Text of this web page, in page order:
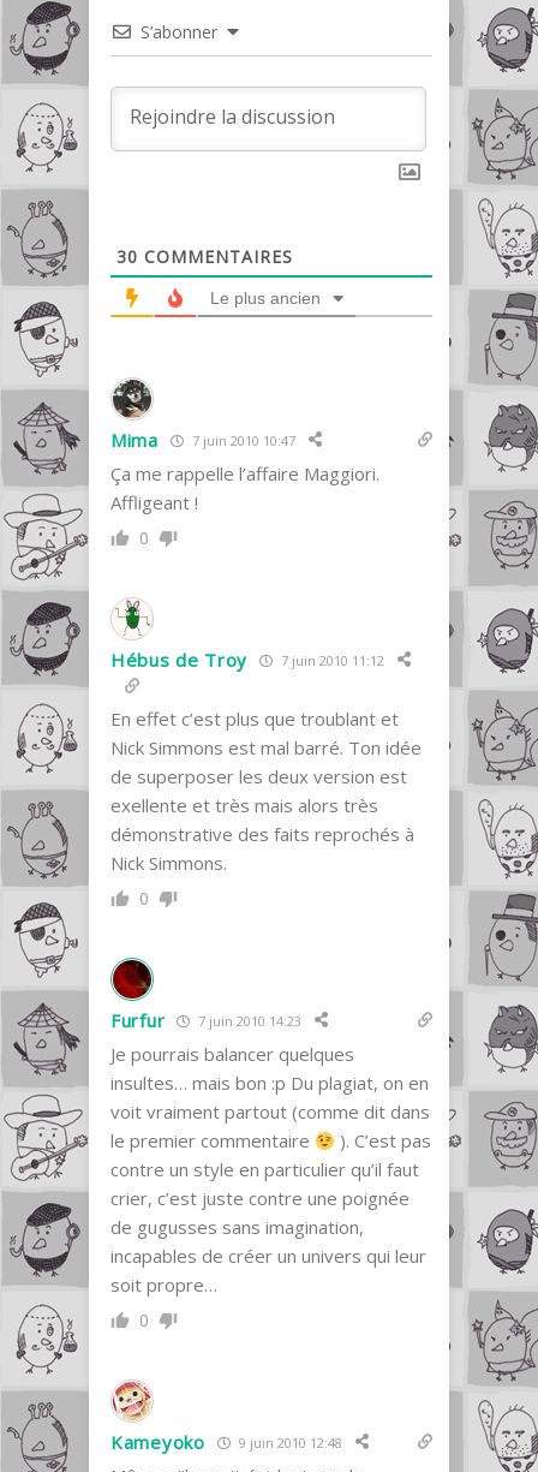
S’abonner
30 COMMENTAIRES
Le plus ancien
Mima 7 juin 2010 10:47
Ça me rappelle l’affaire Maggiori.
Affligeant !
0
Hébus de Troy 7 juin 2010 11:12
En effet c’est plus que troublant et
Nick Simmons est mal barré. Ton idée
de superposer les deux version est
exellente et très mais alors très
démonstrative des faits reprochés à
Nick Simmons.
0
Furfur 7 juin 2010 14:23
Je pourrais balancer quelques
insultes… mais bon :p Du plagiat, on en
voit vraiment partout (comme dit dans
le premier commentaire
). C’est pas
contre un style en particulier qu’il faut
crier, c’est juste contre une poignée
de gugusses sans imagination,
incapables de créer un univers qui leur
soit propre…
0
Kameyoko 9 juin 2010 12:48